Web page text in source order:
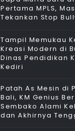
Pertama MPLS,
Tekankan Stop
Tampil Memukau
Kreasi Modern di
Dinas Pendidikan
Kediri
Patah As Mesin di
Bali, KM Genius
Sembako Alami
dan Akhirnya